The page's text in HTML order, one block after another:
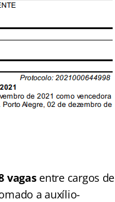
vagasentre cargos de
a auxílio-